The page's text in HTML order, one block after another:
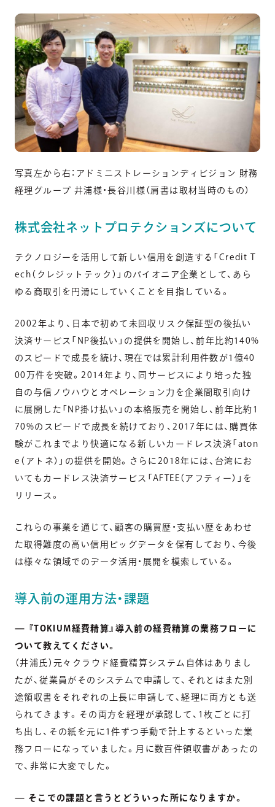
写真左から右：アドミニストレーションディビジョン 財務
経理グループ 井浦様・長谷川様（肩書は取材当時のもの）
株式会社ネットプロテクションズについて
テクノロジーを活用して新しい信用を創造する「Credit T
ech（クレジットテック）」のパイオニア企業として、あら
ゆる商取引を円滑にしていくことを目指している。
2002年より、日本で初めて未回収リスク保証型の後払い
決済サービス「NP後払い」の提供を開始し、前年比約140%
のスピードで成長を続け、現在では累計利用件数が1億40
00万件を突破。2014年より、同サービスにより培った独
自の与信ノウハウとオペレーション力を企業間取引向け
に展開した「NP掛け払い」の本格販売を開始し、前年比約1
70%のスピードで成長を続けており、2017年には、購買体
験がこれまでより快適になる新しいカードレス決済「aton
e（アトネ）」の提供を開始。さらに2018年には、台湾にお
いてもカードレス決済サービス「AFTEE（アフティー）」を
リリース。
これらの事業を通じて、顧客の購買歴・支払い歴をあわせ
た取得難度の高い信用ビッグデータを保有しており、今後
は様々な領域でのデータ活用・展開を模索している。
導入前の運用方法・課題
— 『TOKIUM経費精算』導入前の経費精算の業務フローに
ついて教えてください。
（井浦氏）元々クラウド経費精算システム自体はありまし
たが、従業員がそのシステムで申請して、それとはまた別
途領収書をそれぞれの上長に申請して、経理に両方とも送
られてきます。その両方を経理が承認して、1枚ごとに打
ち出し、その紙を元に1件ずつ手動で計上するといった業
務フローになっていました。月に数百件領収書があったの
で、非常に大変でした。
— そこでの課題と言うとどういった所になりますか。